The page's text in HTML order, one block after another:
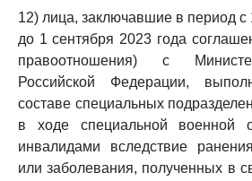
12) лица, заключавшие в период с
до 1 сентября 2023 года
правоотношения) с
Российской Федерации,
составе специальных
в ходе специальной военной
инвалидами вследствие
или заболевания, полученных в